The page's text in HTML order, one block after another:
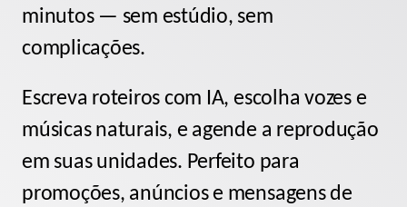
minutos — sem estúdio, sem
complicações.
Escreva roteiros com IA, escolha vozes e
músicas naturais, e agende a reprodução
em suas unidades. Perfeito para
promoções, anúncios e mensagens de